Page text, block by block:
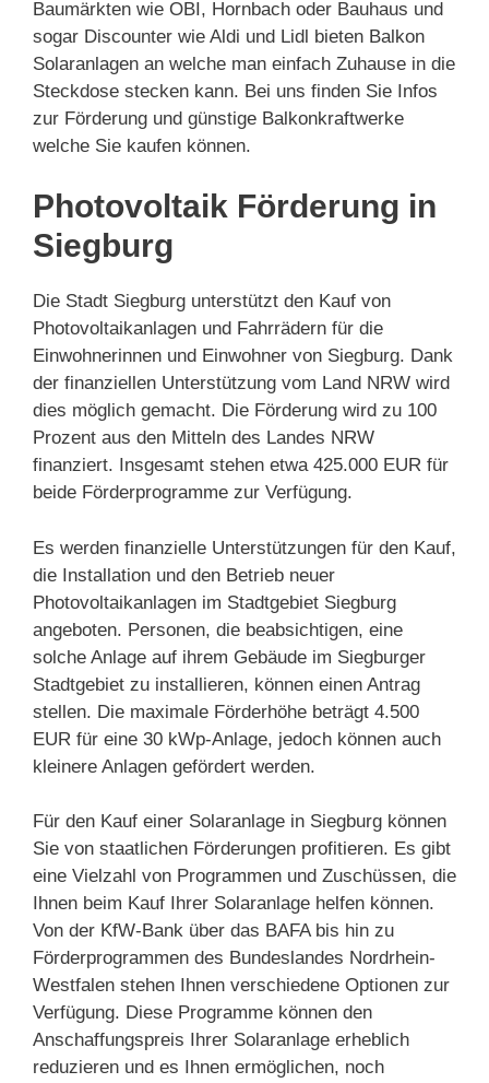
Baumärkten wie OBI, Hornbach oder Bauhaus und
sogar Discounter wie Aldi und Lidl bieten Balkon
Solaranlagen an welche man einfach Zuhause in die
Steckdose stecken kann. Bei uns finden Sie Infos
zur Förderung und günstige Balkonkraftwerke
welche Sie kaufen können.
Photovoltaik Förderung in
Siegburg
Die Stadt Siegburg unterstützt den Kauf von
Photovoltaikanlagen und Fahrrädern für die
Einwohnerinnen und Einwohner von Siegburg. Dank
der finanziellen Unterstützung vom Land NRW wird
dies möglich gemacht. Die Förderung wird zu 100
Prozent aus den Mitteln des Landes NRW
finanziert. Insgesamt stehen etwa 425.000 EUR für
beide Förderprogramme zur Verfügung.
Es werden finanzielle Unterstützungen für den Kauf,
die Installation und den Betrieb neuer
Photovoltaikanlagen im Stadtgebiet Siegburg
angeboten. Personen, die beabsichtigen, eine
solche Anlage auf ihrem Gebäude im Siegburger
Stadtgebiet zu installieren, können einen Antrag
stellen. Die maximale Förderhöhe beträgt 4.500
EUR für eine 30 kWp-Anlage, jedoch können auch
kleinere Anlagen gefördert werden.
Für den Kauf einer Solaranlage in Siegburg können
Sie von staatlichen Förderungen profitieren. Es gibt
eine Vielzahl von Programmen und Zuschüssen, die
Ihnen beim Kauf Ihrer Solaranlage helfen können.
Von der KfW-Bank über das BAFA bis hin zu
Förderprogrammen des Bundeslandes Nordrhein-
Westfalen stehen Ihnen verschiedene Optionen zur
Verfügung. Diese Programme können den
Anschaffungspreis Ihrer Solaranlage erheblich
reduzieren und es Ihnen ermöglichen, noch